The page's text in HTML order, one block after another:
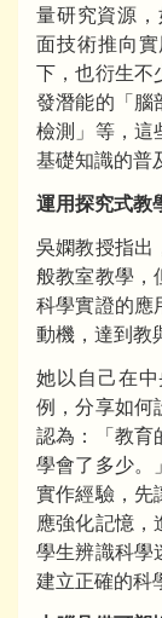
量研究資源
面技術推向
下，也衍生不
發潛能的「腦
檢測」等，這
基礎知識的普
運用探究式教
吳嫻教授指出
般教室教學，
科學實證的應
動機，達到教
她以自己在
例，分享如何
認為：「教育
學會了多少。
實作經驗，先
應強化記憶，
學生辨識科學
建立正確的科